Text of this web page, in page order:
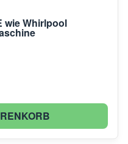
wie Whirlpool